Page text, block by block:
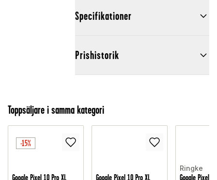
Specifikationer
Prishistorik
Toppsäljare i samma kategori
-15%
Google Pixel 10 Pro XL
Google Pixel 10 Pro XL
Ringke
Google Pixel